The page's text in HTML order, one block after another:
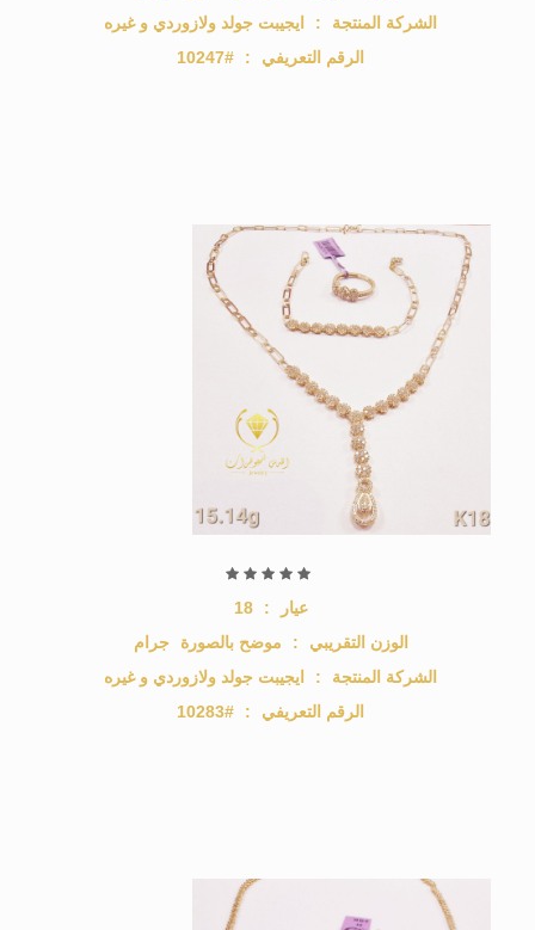
الشركة المنتجة
:
ايجيبت جولد ولازوردي و غيره
الرقم التعريفي
:
#10247
عيار :
18
الوزن التقريبي
: موضح بالصورة
جرام
الشركة المنتجة
:
ايجيبت جولد ولازوردي و غيره
الرقم التعريفي
:
#10283